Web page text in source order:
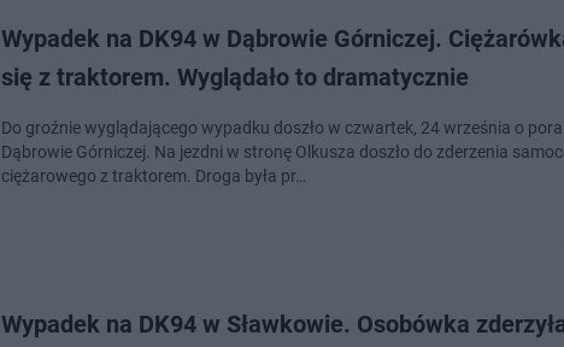
Wypadek na DK94 w Dąbrowie Górniczej.
się z traktorem. Wyglądało to dramatycznie
Do groźnie wyglądającego wypadku doszło w czwartek, 24 września o
Dąbrowie Górniczej. Na jezdni w stronę Olkusza doszło do zderzenia
ciężarowego z traktorem. Droga była pr…
Wypadek na DK94 w Sławkowie. Osobówka